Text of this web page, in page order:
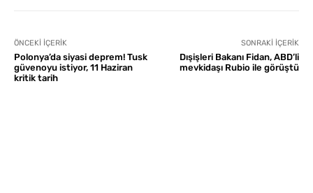
ÖNCEKI İÇERIK
Polonya’da siyasi deprem! Tusk
güvenoyu istiyor, 11 Haziran
kritik tarih
SONRAKI İÇERIK
Dışişleri Bakanı Fidan, ABD’li
mevkidaşı Rubio ile görüştü